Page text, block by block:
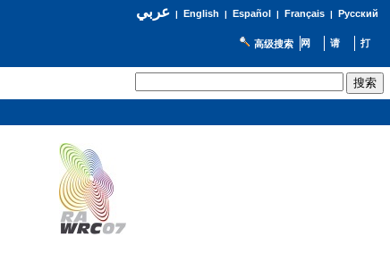
عربي| English | Español | Français| Русский
高级搜索